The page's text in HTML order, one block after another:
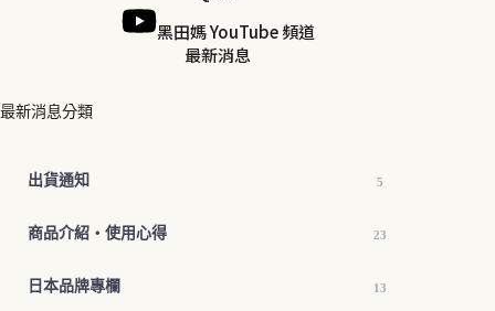
黑田媽 YouTube 頻道
最新消息
最新消息分類
出貨通知 5
商品介紹・使用心得 23
日本品牌專欄 13